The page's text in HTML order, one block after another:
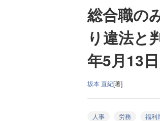
総合職の
り違法と
年5月13日
坂本 直紀[著]
人事 労務 福利